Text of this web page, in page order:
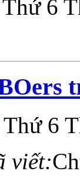
Thứ 6
6
viết: